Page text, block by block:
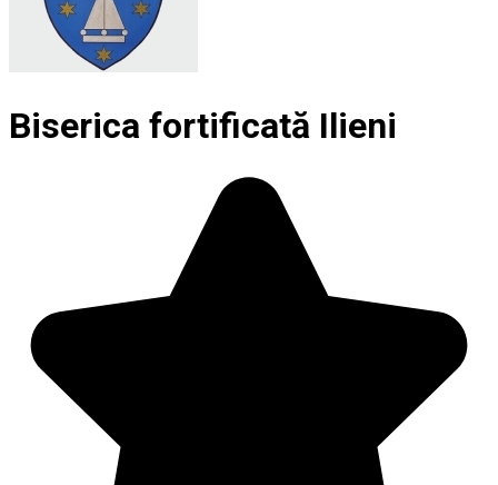
Biserica fortificată Ilieni